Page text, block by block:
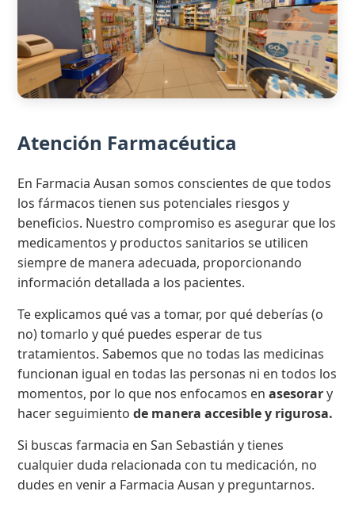
Atención Farmacéutica
En Farmacia Ausan somos conscientes de que todos
los fármacos tienen sus potenciales riesgos y
beneficios. Nuestro compromiso es asegurar que los
medicamentos y productos sanitarios se utilicen
siempre de manera adecuada, proporcionando
información detallada a los pacientes.
Te explicamos qué vas a tomar, por qué deberías (o
no) tomarlo y qué puedes esperar de tus
tratamientos. Sabemos que no todas las medicinas
funcionan igual en todas las personas ni en todos los
momentos, por lo que nos enfocamos enasesorary
hacer seguimientode manera accesible y rigurosa.
Si buscas farmacia en San Sebastián y tienes
cualquier duda relacionada con tu medicación, no
dudes en venir a Farmacia Ausan y preguntarnos.